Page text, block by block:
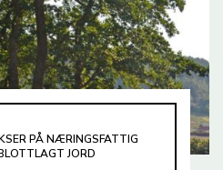
PÅ NÆRINGSFATTIG
JORD